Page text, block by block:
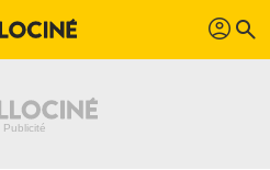
profil search